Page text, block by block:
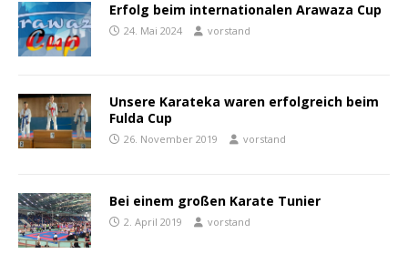
Erfolg beim internationalen Arawaza Cup
24. Mai 2024 vorstand
Unsere Karateka waren erfolgreich beim
Fulda Cup
26. November 2019 vorstand
Bei einem großen Karate Tunier
2. April 2019 vorstand